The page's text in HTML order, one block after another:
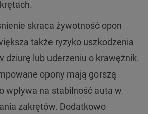
skraca żywotność opon
także ryzyko uszkodzenia
dziurę lub uderzeniu o krawężnik.
opony mają gorszą
wpływa na stabilność auta w
zakrętów. Dodatkowo